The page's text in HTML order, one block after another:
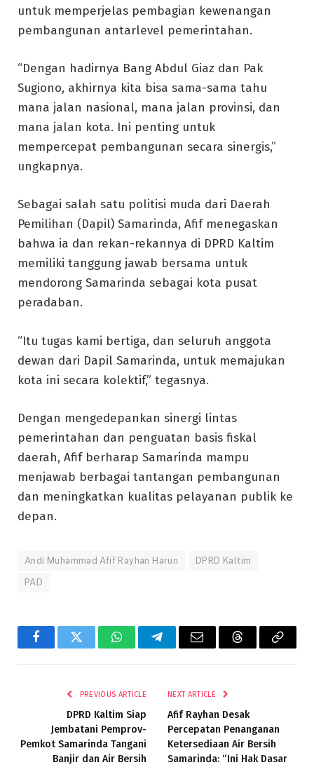
untuk memperjelas pembagian kewenangan
pembangunan antarlevel pemerintahan.
“Dengan hadirnya Bang Abdul Giaz dan Pak
Sugiono, akhirnya kita bisa sama-sama tahu
mana jalan nasional, mana jalan provinsi, dan
mana jalan kota. Ini penting untuk
mempercepat pembangunan secara sinergis,”
ungkapnya.
Sebagai salah satu politisi muda dari Daerah
Pemilihan (Dapil) Samarinda, Afif menegaskan
bahwa ia dan rekan-rekannya di DPRD Kaltim
memiliki tanggung jawab bersama untuk
mendorong Samarinda sebagai kota pusat
peradaban.
“Itu tugas kami bertiga, dan seluruh anggota
dewan dari Dapil Samarinda, untuk memajukan
kota ini secara kolektif,” tegasnya.
Dengan mengedepankan sinergi lintas
pemerintahan dan penguatan basis fiskal
daerah, Afif berharap Samarinda mampu
menjawab berbagai tantangan pembangunan
dan meningkatkan kualitas pelayanan publik ke
depan.
Andi Muhammad Afif Rayhan Harun DPRD Kaltim
PAD
FacebookTwitter WhatsAppTelegramEmail ThreadsCopy
PREVIOUS ARTICLE
DPRD Kaltim Siap
Jembatani Pemprov-
Pemkot Samarinda Tangani
Banjir dan Air Bersih
NEXT ARTICLE
Afif Rayhan Desak
Percepatan Penanganan
Ketersediaan Air Bersih
Samarinda: “Ini Hak Dasar